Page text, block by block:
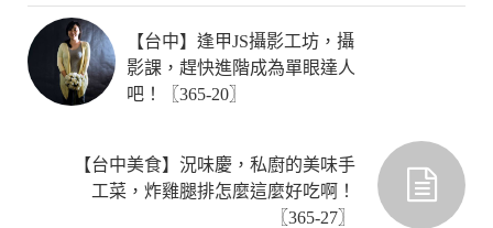
【台中】逢甲JS攝影工坊，攝
影課，趕快進階成為單眼達人
吧！〖365-20〗
【台中美食】況味慶，私廚的美味手
工菜，炸雞腿排怎麼這麼好吃啊！
〖365-27〗